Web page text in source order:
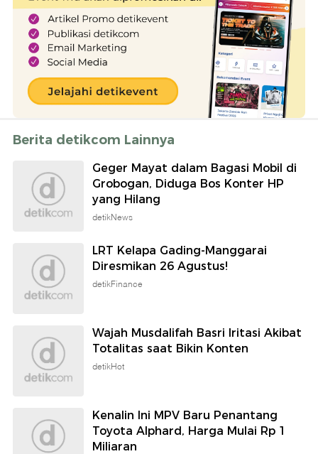
Berita detikcom Lainnya
Geger Mayat dalam Bagasi Mobil di
Grobogan, Diduga Bos Konter HP
yang Hilang
detikNews
LRT Kelapa Gading-Manggarai
Diresmikan 26 Agustus!
detikFinance
Wajah Musdalifah Basri Iritasi Akibat
Totalitas saat Bikin Konten
detikHot
Kenalin Ini MPV Baru Penantang
Toyota Alphard, Harga Mulai Rp 1
Miliaran